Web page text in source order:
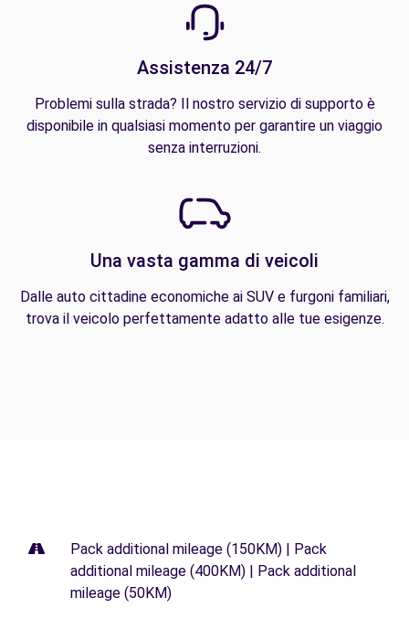
Assistenza 24/7
Problemi sulla strada? Il nostro servizio di supporto è
disponibile in qualsiasi momento per garantire un viaggio
senza interruzioni.
Una vasta gamma di veicoli
Dalle auto cittadine economiche ai SUV e furgoni familiari,
trova il veicolo perfettamente adatto alle tue esigenze.
Pack additional mileage (150KM) | Pack
additional mileage (400KM) | Pack additional
mileage (50KM)